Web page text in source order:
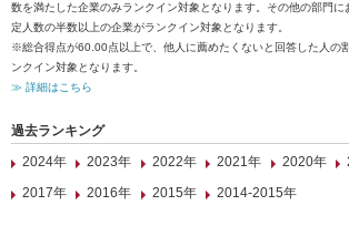
数を満たした企業のみランクイン対象となります。その他の部門に
定人数の半数以上の企業がランクイン対象となります。
※総合得点が60.00点以上で、他人に薦めたくないと回答した人の
ンクイン対象となります。
≫ 詳細はこちら
過去ランキング
2024年
2023年 2022年 2021年 2020年
2017年
2016年 2015年 2014-2015年